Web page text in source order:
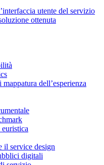
utente del servizio
ottenuta
dell’esperienza
il service design
digitali